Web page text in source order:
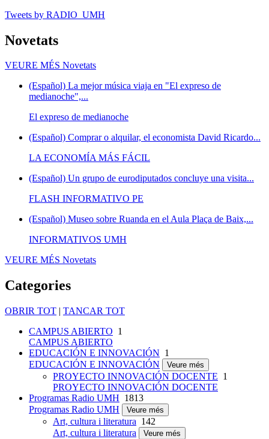
Tweets by RADIO_UMH
Novetats
VEURE MÉS Novetats
(Español) La mejor música viaja en "El expreso de
medianoche",...
El expreso de medianoche
(Español) Comprar o alquilar, el economista David Ricardo...
LA ECONOMÍA MÁS FÁCIL
(Español) Un grupo de eurodiputados concluye una visita...
FLASH INFORMATIVO PE
(Español) Museo sobre Ruanda en el Aula Plaça de Baix,...
INFORMATIVOS UMH
VEURE MÉS Novetats
Categories
OBRIR TOT | TANCAR TOT
CAMPUS ABIERTO 1
CAMPUS ABIERTO
EDUCACIÓN E INNOVACIÓN 1
EDUCACIÓN E INNOVACIÓN
Veure més
PROYECTO INNOVACIÓN DOCENTE 1
PROYECTO INNOVACIÓN DOCENTE
Programas Radio UMH 1813
Programas Radio UMH
Veure més
Art, cultura i literatura 142
Art, cultura i literatura
Veure més